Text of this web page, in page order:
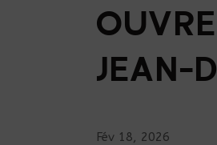
JEAN-
Fév 18, 2026